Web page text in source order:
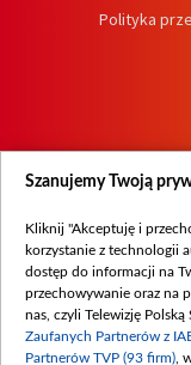
Polityka
Szanujemy Twoją
Kliknij "Akceptuję i
korzystanie z technologii
dostęp do informacji na
przechowywanie oraz na
nas, czyli Telewizję Polską
Zaufanych Partnerów z
Partnerów TVP (93 firm) ,